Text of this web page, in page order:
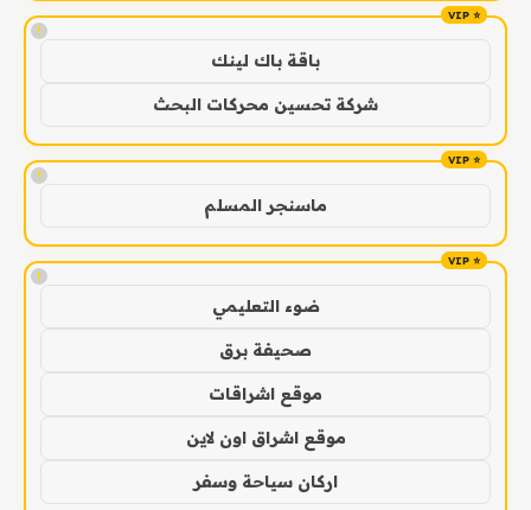
!
باقة باك لينك
شركة تحسين محركات البحث
!
ماسنجر المسلم
!
ضوء التعليمي
صحيفة برق
موقع اشراقات
موقع اشراق اون لاين
اركان سياحة وسفر